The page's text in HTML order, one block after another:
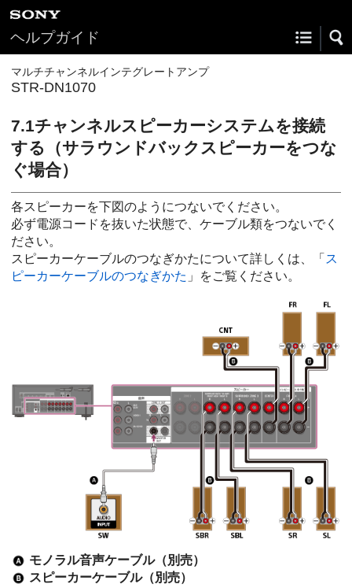
ヘルプガイド
マルチチャンネルインテグレートアンプ
STR-DN1070
7.1チャンネルスピーカーシステムを接続
する（サラウンドバックスピーカーをつな
ぐ場合）
各スピーカーを下図のようにつないでください。
必ず電源コードを抜いた状態で、ケーブル類をつないでく
ださい。
スピーカーケーブルのつなぎかたについて詳しくは、「 ス
ピーカーケーブルのつなぎかた 」をご覧ください。
モノラル音声ケーブル（別売）
スピーカーケーブル（別売）